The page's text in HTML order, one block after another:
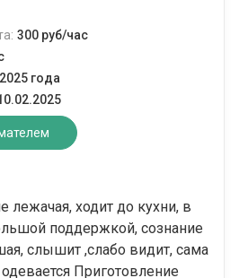
300 руб/час
года
лежачая, ходит до кухни, в
поддержкой, сознание
слышит ,слабо видит, сама
Приготовление